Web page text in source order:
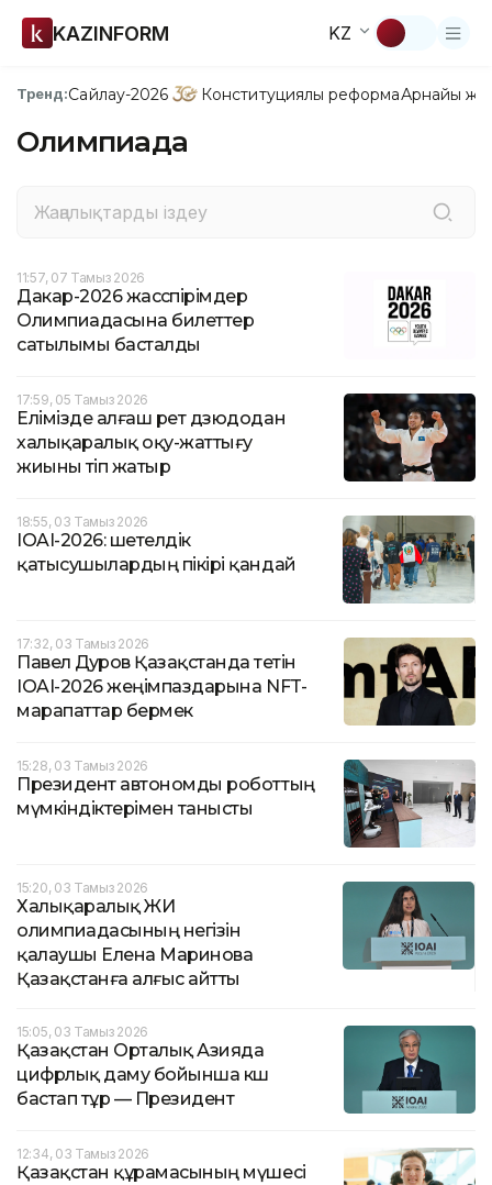
KAZINFORM KZ
Тренд:Сайлау-2026 Конституциялық реформаАрнайы
Олимпиада
11:57, 07 Тамыз 2026
Дакар-2026 жасөспірімдер
Олимпиадасына билеттер
сатылымы басталды
17:59, 05 Тамыз 2026
Елімізде алғаш рет дзюдодан
халықаралық оқу-жаттығу
жиыны өтіп жатыр
18:55, 03 Тамыз 2026
IOAI-2026: шетелдік
қатысушылардың пікірі қандай
17:32, 03 Тамыз 2026
Павел Дуров Қазақстанда өтетін
IOAI-2026 жеңімпаздарына NFT-
марапаттар бермек
15:28, 03 Тамыз 2026
Президент автономды роботтың
мүмкіндіктерімен танысты
15:20, 03 Тамыз 2026
Халықаралық ЖИ
олимпиадасының негізін
қалаушы Елена Маринова
Қазақстанға алғыс айтты
15:05, 03 Тамыз 2026
Қазақстан Орталық Азияда
цифрлық даму бойынша көш
бастап тұр — Президент
12:34, 03 Тамыз 2026
Қазақстан құрамасының мүшесі